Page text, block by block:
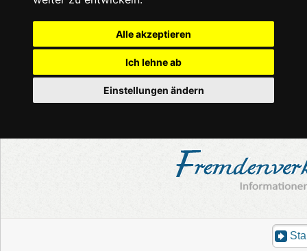
Alle akzeptieren
Ich lehne ab
Einstellungen ändern